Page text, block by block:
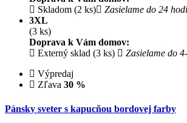
Skladom (2 ks)
Zasielame do 24
3XL
(3 ks)
Doprava k Vám domov:
Externý sklad (3 ks)
Zasielame do
Výpredaj
Zľava 30 %
Pánsky sveter s kapucňou bordovej farby